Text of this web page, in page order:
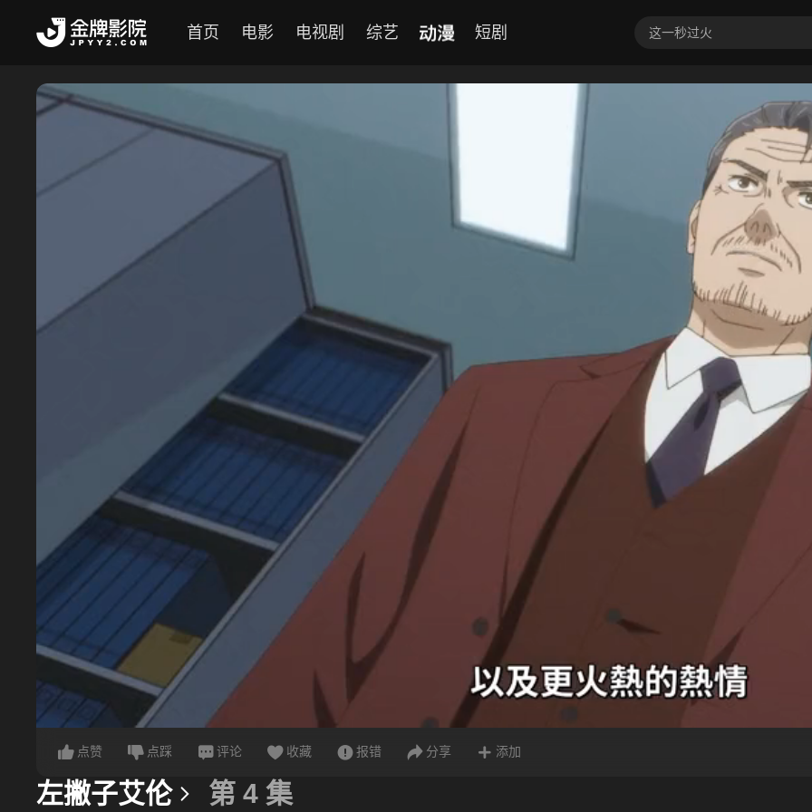
首页 电影 电视剧 综艺 动漫 短剧
点赞 点踩 评论 收藏 报错 分享 添加
左撇子艾伦 更多信息第 4 集